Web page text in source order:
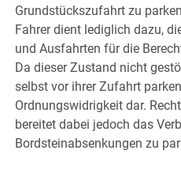
Grundstückszufahrt zu
Fahrer dient lediglich dazu,
und Ausfahrten für die
Da dieser Zustand nicht
selbst vor ihrer Zufahrt
Ordnungswidrigkeit dar.
bereitet dabei jedoch das
Bordsteinabsenkungen zu